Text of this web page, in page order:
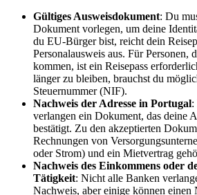
Gültiges Ausweisdokument: Du
Dokument vorlegen, um deine
du EU-Bürger bist, reicht dein
Personalausweis aus. Für Personen,
kommen, ist ein Reisepass
länger zu bleiben, brauchst du
Steuernummer (NIF).
Nachweis der Adresse in Portugal:
verlangen ein Dokument, das deine
bestätigt. Zu den akzeptierten
Rechnungen von
oder Strom) und ein Mietvertrag
Nachweis des Einkommens oder
Tätigkeit: Nicht alle Banken
Nachweis, aber einige können einen